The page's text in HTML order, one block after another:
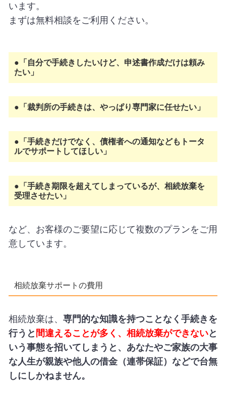
います。
まずは無料相談をご利用ください。
●「自分で手続きしたいけど、申述書作成だけは頼み
たい」
●「裁判所の手続きは、やっぱり専門家に任せたい」
●「手続きだけでなく、債権者への通知などもトータ
ルでサポートしてほしい」
●「手続き期限を超えてしまっているが、相続放棄を
受理させたい」
など、お客様のご要望に応じて複数のプランをご用
意しています。
相続放棄サポートの費用
相続放棄は、 専門的な知識を持つことなく手続きを
行うと 間違えることが多く、相続放棄ができないと
いう事態を招いてしまうと、あなたやご家族の大事
な人生が親族や他人の借金（連帯保証）などで台無
しにしかねません。